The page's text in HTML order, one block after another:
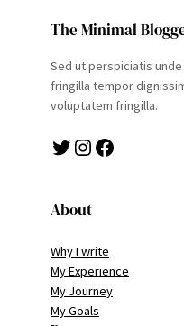
The Minimal
Sed ut perspiciatis
fringilla tempor
voluptatem fringilla.
Twitter Instagram Facebook
About
Why I write
My Experience
My Journey
My Goals